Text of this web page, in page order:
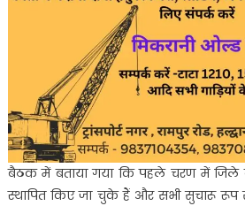
बैठक में बताया गया कि पहले चरण में जिले
स्थापित किए जा चुके हैं और सभी सुचारू रूप